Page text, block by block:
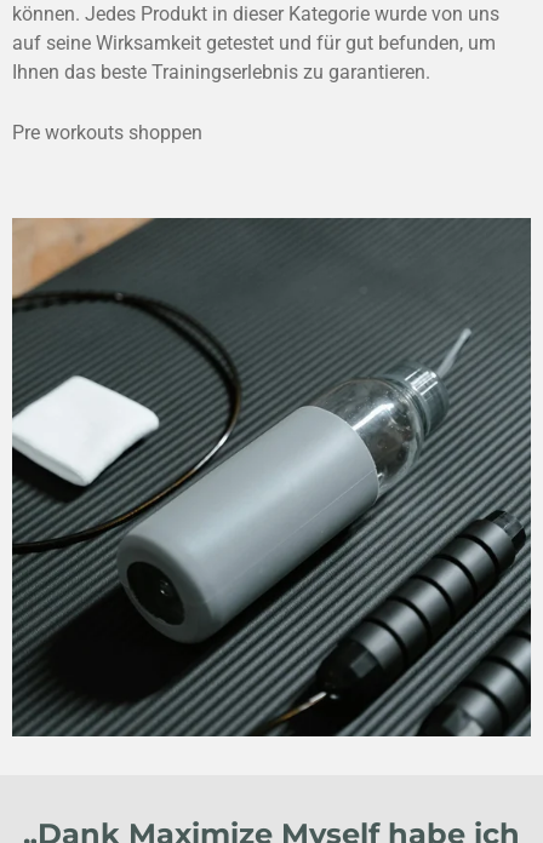
können. Jedes Produkt in dieser Kategorie wurde von uns
auf seine Wirksamkeit getestet und für gut befunden, um
Ihnen das beste Trainingserlebnis zu garantieren.
Pre workouts shoppen
„Dank Maximize Myself habe ich